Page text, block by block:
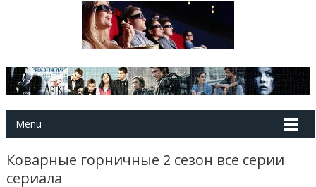
Menu
Коварные горничные 2 сезон все серии
сериала